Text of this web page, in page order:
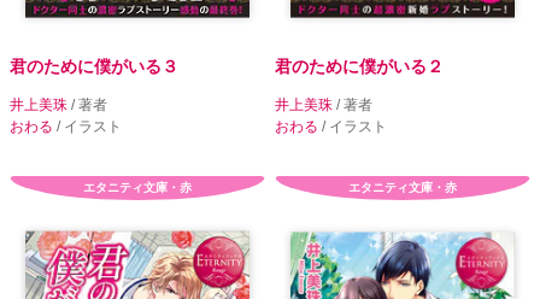
君のために僕がいる３
井上美珠 / 著者
おわる / イラスト
君のために僕がいる２
井上美珠 / 著者
おわる / イラスト
エタニティ文庫・赤 エタニティ文庫・赤